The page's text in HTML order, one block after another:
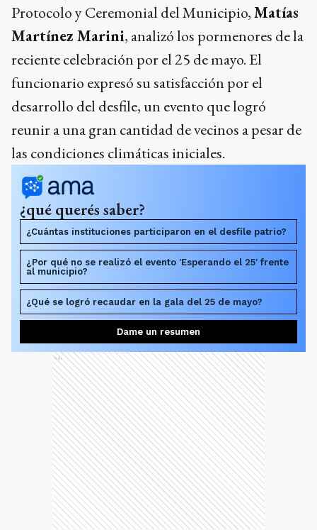
Protocolo y Ceremonial del Municipio,Matías
Martínez Marini, analizó los pormenores de la
reciente celebración por el 25 de mayo. El
funcionario expresó su satisfacción por el
desarrollo del desfile, un evento que logró
reunir a una gran cantidad de vecinos a pesar de
las condiciones climáticas iniciales.
¿qué querés saber?
¿Cuántas instituciones participaron en el desfile patrio?
¿Por qué no se realizó el evento 'Esperando el 25' frente
al municipio?
¿Qué se logró recaudar en la gala del 25 de mayo?
Dame un resumen
Ads